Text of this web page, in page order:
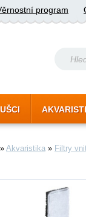
program
» Akvaristika » Filtry